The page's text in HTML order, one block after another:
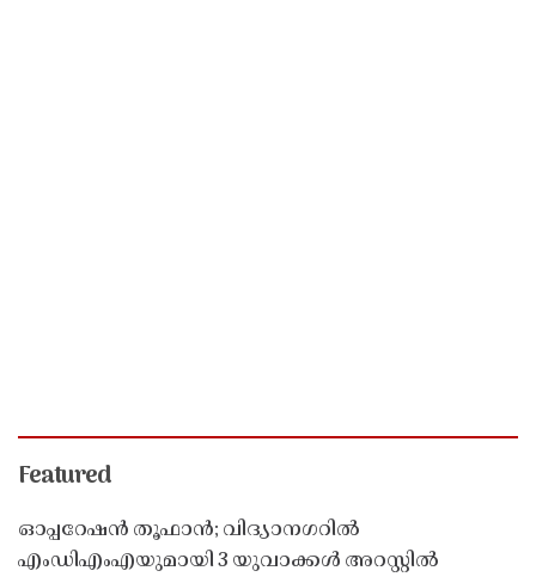
Featured
ഓപ്പറേഷൻ തൂഫാൻ; വിദ്യാനഗറിൽ
എംഡിഎംഎയുമായി 3 യുവാക്കൾ അറസ്റ്റിൽ